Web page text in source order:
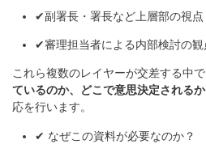
✔副署長・署長など上層部の視点
✔審理担当者による内部検討の観
これら複数のレイヤーが交差する中で
ているのか、どこで意思決定されるか
応を行います。
✔ なぜこの資料が必要なのか？